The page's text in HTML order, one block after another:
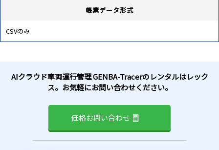
帳票データ形式
CSVのみ
AIクラウド車両運行管理 GENBA-Tracerのレンタルはレック
ス。お気軽にお問い合わせください。
価格お問い合わせ